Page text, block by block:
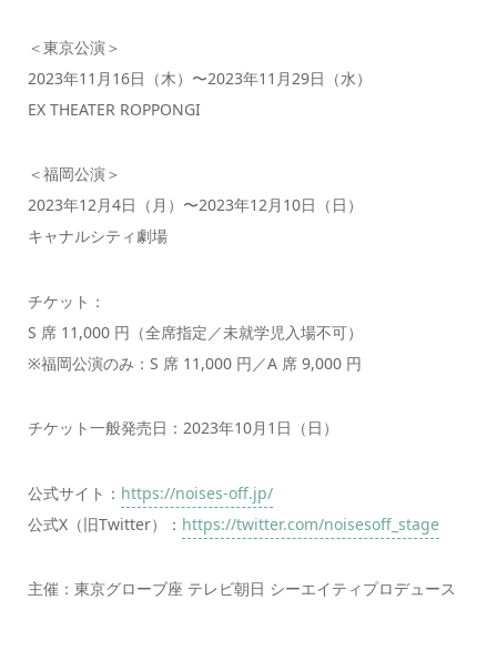
＜東京公演＞
2023年11⽉16⽇（⽊）〜2023年11⽉29⽇（⽔）
EX THEATER ROPPONGI
＜福岡公演＞
2023年12⽉4⽇（⽉）〜2023年12⽉10⽇（⽇）
キャナルシティ劇場
チケット：
S 席 11,000 円（全席指定／未就学児⼊場不可）
※福岡公演のみ：S 席 11,000 円／A 席 9,000 円
チケット⼀般発売⽇：2023年10⽉1⽇（⽇）
公式サイト： https://noises-off.jp/
公式X（旧Twitter）： https://twitter.com/noisesoff_stage
主催：東京グローブ座 テレビ朝⽇ シーエイティプロデュース